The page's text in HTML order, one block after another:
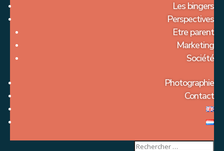
Les bingers
Perspectives
Etre parent
Marketing
Société
Photographie
Contact